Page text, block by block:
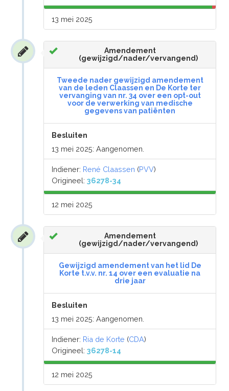
13 mei 2025
Amendement
(gewijzigd/nader/vervangend)
Tweede nader gewijzigd amendement
van de leden Claassen en De Korte ter
vervanging van nr. 34 over een opt-out
voor de verwerking van medische
gegevens van patiënten
Besluiten
13 mei 2025: Aangenomen.
Indiener: René Claassen (PVV)
Origineel:36278-34
12 mei 2025
Amendement
(gewijzigd/nader/vervangend)
Gewijzigd amendement van het lid De
Korte t.v.v. nr. 14 over een evaluatie na
drie jaar
Besluiten
13 mei 2025: Aangenomen.
Indiener: Ria de Korte (CDA)
Origineel:36278-14
12 mei 2025